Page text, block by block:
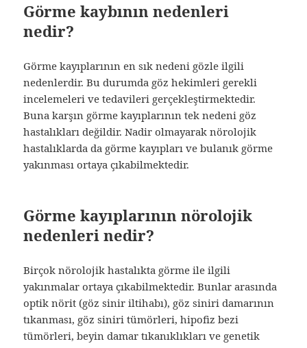
Görme kaybının nedenleri
nedir?
Görme kayıplarının en sık nedeni gözle ilgili
nedenlerdir. Bu durumda göz hekimleri gerekli
incelemeleri ve tedavileri gerçekleştirmektedir.
Buna karşın görme kayıplarının tek nedeni göz
hastalıkları değildir. Nadir olmayarak nörolojik
hastalıklarda da görme kayıpları ve bulanık görme
yakınması ortaya çıkabilmektedir.
Görme kayıplarının nörolojik
nedenleri nedir?
Birçok nörolojik hastalıkta görme ile ilgili
yakınmalar ortaya çıkabilmektedir. Bunlar arasında
optik nörit (göz sinir iltihabı), göz siniri damarının
tıkanması, göz siniri tümörleri, hipofiz bezi
tümörleri, beyin damar tıkanıklıkları ve genetik